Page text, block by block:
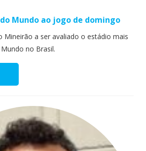
do Mundo ao jogo de domingo
Mineirão a ser avaliado o estádio mais
no Brasil.